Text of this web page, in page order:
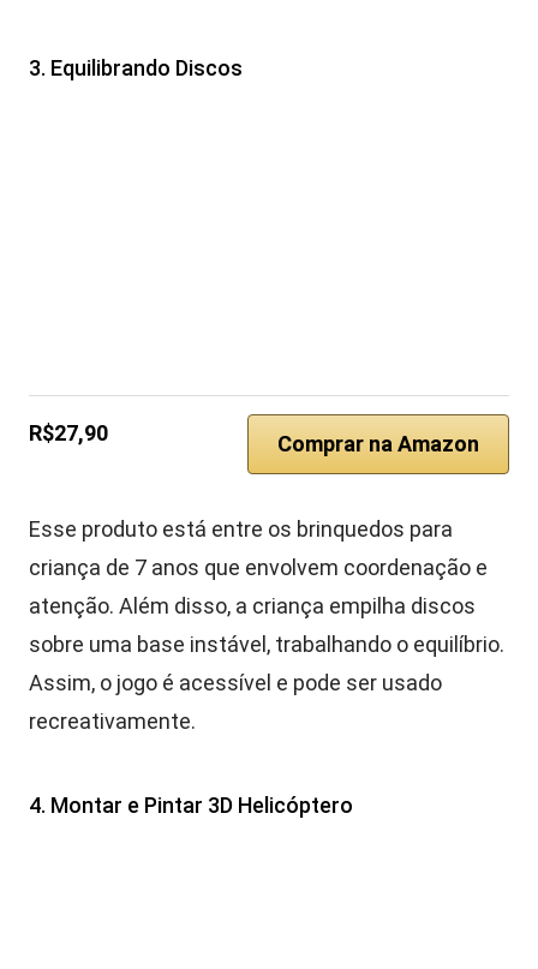
3. Equilibrando Discos
R$27,90 Comprar na Amazon
Esse produto está entre os brinquedos para
criança de 7 anos que envolvem coordenação e
atenção. Além disso, a criança empilha discos
sobre uma base instável, trabalhando o equilíbrio.
Assim, o jogo é acessível e pode ser usado
recreativamente.
4. Montar e Pintar 3D Helicóptero